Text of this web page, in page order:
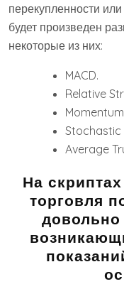
перекупленности
будет произведен
некоторые из них:
MACD.
Relative
Stochastic
Average
На
торговля